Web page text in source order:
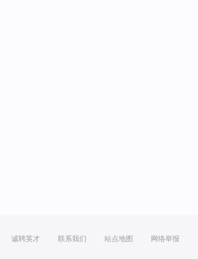
诚聘英才 联系我们 站点地图 网络举报